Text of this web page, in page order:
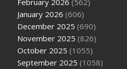
February 2026 (562)
January 2026 (606)
December 2025 (690)
November 2025 (826)
October 2025 (1055)
September 2025 (1058)